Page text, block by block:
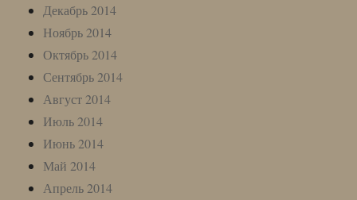
Декабрь 2014
Ноябрь 2014
Октябрь 2014
Сентябрь 2014
Август 2014
Июль 2014
Июнь 2014
Май 2014
Апрель 2014